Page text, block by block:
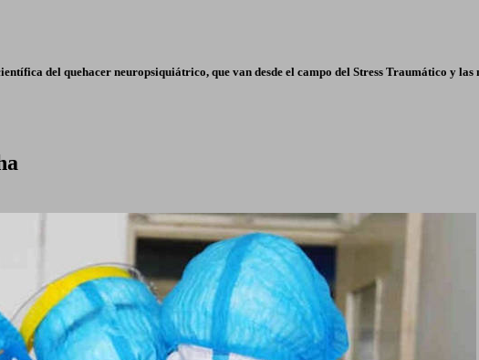
del quehacer neuropsiquiátrico, que van desde el campo del Stress Traumático y